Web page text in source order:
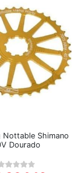
Nottable Shimano
Dourado